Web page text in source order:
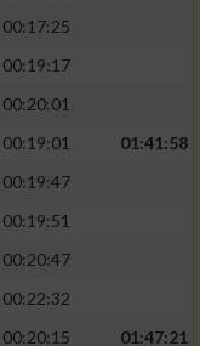
00:17:25
00:19:17
00:20:01
00:19:01
01:41:58
00:19:47
00:19:51
00:20:47
00:22:32
00:20:15
01:47:21